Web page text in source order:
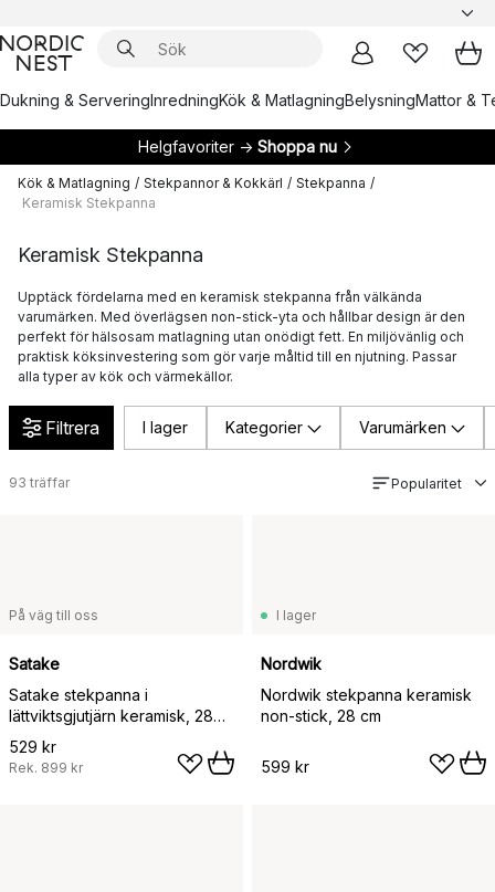
Dukning & ServeringInredningKök & MatlagningBelysningMattor &
Helgfavoriter → Shoppa nu
Kök & Matlagning / Stekpannor & Kokkärl / Stekpanna /
Keramisk Stekpanna
Keramisk Stekpanna
Upptäck fördelarna med en keramisk stekpanna från välkända
varumärken. Med överlägsen non-stick-yta och hållbar design är den
perfekt för hälsosam matlagning utan onödigt fett. En miljövänlig och
praktisk köksinvestering som gör varje måltid till en njutning. Passar
alla typer av kök och värmekällor.
Filtrera I lager Kategorier Varumärken
93 träffar Popularitet
På väg till oss
Satake
Satake stekpanna i
lättviktsgjutjärn keramisk, 28
cm
529 kr
Rek. 899 kr
I lager
Nordwik
Nordwik stekpanna keramisk
non-stick, 28 cm
599 kr